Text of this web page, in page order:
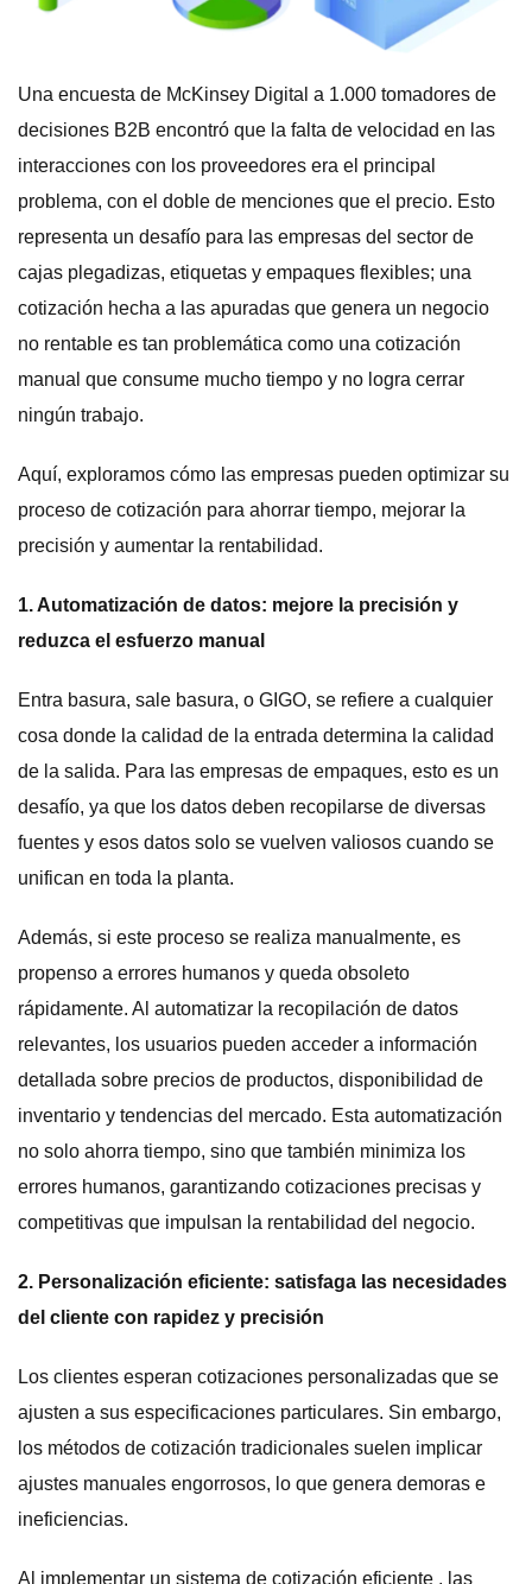
Una encuesta de McKinsey Digital a 1.000 tomadores de
decisiones B2B encontró que la falta de velocidad en las
interacciones con los proveedores era el principal
problema, con el doble de menciones que el precio. Esto
representa un desafío para las empresas del sector de
cajas plegadizas, etiquetas y empaques flexibles; una
cotización hecha a las apuradas que genera un negocio
no rentable es tan problemática como una cotización
manual que consume mucho tiempo y no logra cerrar
ningún trabajo.
Aquí, exploramos cómo las empresas pueden optimizar su
proceso de cotización para ahorrar tiempo, mejorar la
precisión y aumentar la rentabilidad.
1. Automatización de datos: mejore la precisión y
reduzca el esfuerzo manual
Entra basura, sale basura, o GIGO, se refiere a cualquier
cosa donde la calidad de la entrada determina la calidad
de la salida. Para las empresas de empaques, esto es un
desafío, ya que los datos deben recopilarse de diversas
fuentes y esos datos solo se vuelven valiosos cuando se
unifican en toda la planta.
Además, si este proceso se realiza manualmente, es
propenso a errores humanos y queda obsoleto
rápidamente. Al automatizar la recopilación de datos
relevantes, los usuarios pueden acceder a información
detallada sobre precios de productos, disponibilidad de
inventario y tendencias del mercado. Esta automatización
no solo ahorra tiempo, sino que también minimiza los
errores humanos, garantizando cotizaciones precisas y
competitivas que impulsan la rentabilidad del negocio.
2. Personalización eficiente: satisfaga las necesidades
del cliente con rapidez y precisión
Los clientes esperan cotizaciones personalizadas que se
ajusten a sus especificaciones particulares. Sin embargo,
los métodos de cotización tradicionales suelen implicar
ajustes manuales engorrosos, lo que genera demoras e
ineficiencias.
Al implementar un sistema de cotización eficiente , las